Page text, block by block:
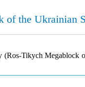
of the Ukrainian
Tikych Megablock